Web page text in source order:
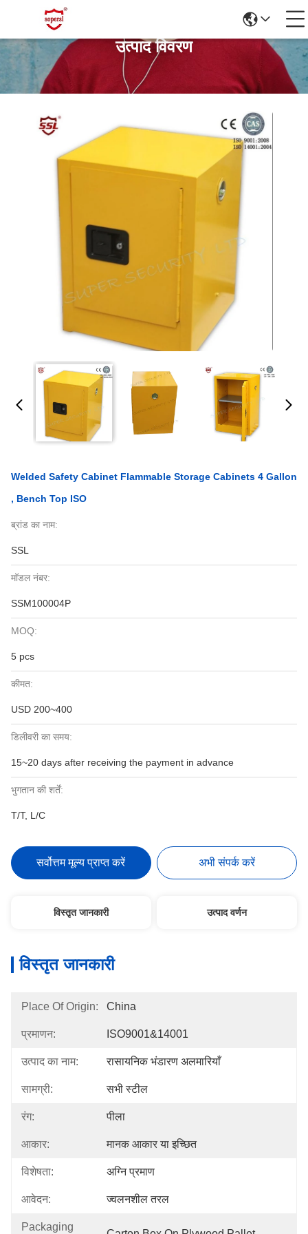
उत्पाद विवरण
Welded Safety Cabinet Flammable Storage Cabinets 4 Gallon
, Bench Top ISO
ब्रांड का नाम:
SSL
मॉडल नंबर:
SSM100004P
MOQ:
5 pcs
कीमत:
USD 200~400
डिलीवरी का समय:
15~20 days after receiving the payment in advance
भुगतान की शर्तें:
T/T, L/C
सर्वोत्तम मूल्य प्राप्त करें अभी संपर्क करें
विस्तृत जानकारी उत्पाद वर्णन
विस्तृत जानकारी
Place Of Origin: China
प्रमाणन: ISO9001&14001
उत्पाद का नाम: रासायनिक भंडारण अलमारियाँ
सामग्री: सभी स्टील
रंग: पीला
आकार: मानक आकार या इच्छित
विशेषता: अग्नि प्रमाण
आवेदन: ज्वलनशील तरल
Packaging